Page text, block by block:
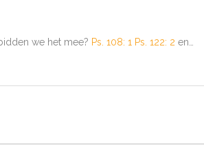
we het mee? Ps. 108: 1 Ps. 122: 2 en…